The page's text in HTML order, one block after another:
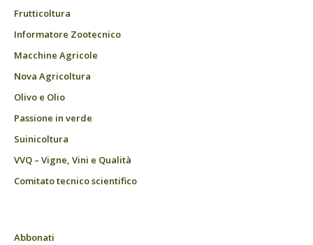
Frutticoltura
Informatore Zootecnico
Macchine Agricole
Nova Agricoltura
Olivo e Olio
Passione in verde
Suinicoltura
VVQ – Vigne, Vini e Qualità
Comitato tecnico scientifico
Abbonati